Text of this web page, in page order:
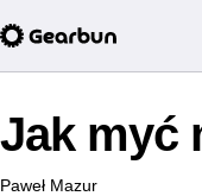
Jak myć
Paweł Mazur